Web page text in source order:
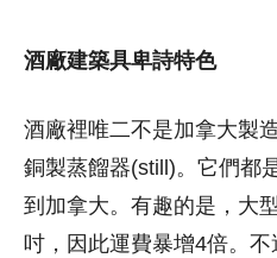
酒廠建築具卑詩特色
酒廠裡唯二不是加拿大製
銅製蒸餾器(still)。它們都
到加拿大。有趣的是，大
吋，因此運費暴增4倍。